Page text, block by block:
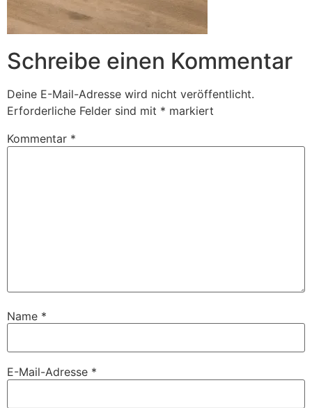
Schreibe einen Kommentar
Deine E-Mail-Adresse wird nicht veröffentlicht.
Erforderliche Felder sind mit * markiert
Kommentar *
Name *
E-Mail-Adresse *